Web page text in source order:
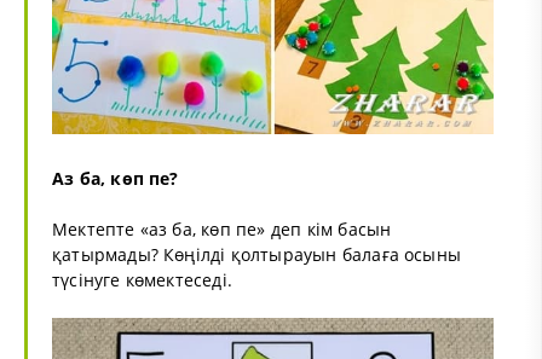
Аз ба, көп пе?
Мектепте «аз ба, көп пе» деп кім басын
қатырмады? Көңілді қолтырауын балаға осыны
түсінуге көмектеседі.